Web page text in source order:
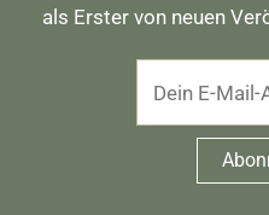
als Erster von neuen